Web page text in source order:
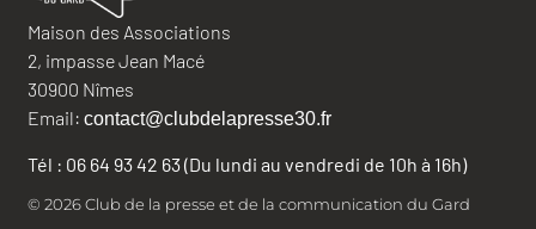
Maison des Associations
2, impasse Jean Macé
30900 Nîmes
Email: contact@clubdelapresse30.fr
Tél : 06 64 93 42 63 (Du lundi au vendredi de 10h à 16h)
© 2026 Club de la presse et de la communication du Gard